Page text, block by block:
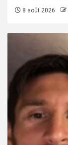
8 août 2026